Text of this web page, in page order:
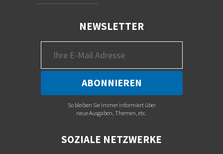
NEWSLETTER
So bleiben Sie immer informiert über
neue Ausgaben, Themen, etc.
SOZIALE NETZWERKE